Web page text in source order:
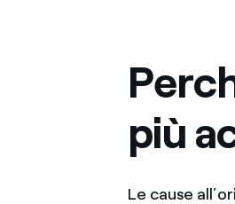
Un ecosistema globale
con l'Innovability®
Massimizziamo la
rapporto con i nostri
energia pulita
più
Le cause